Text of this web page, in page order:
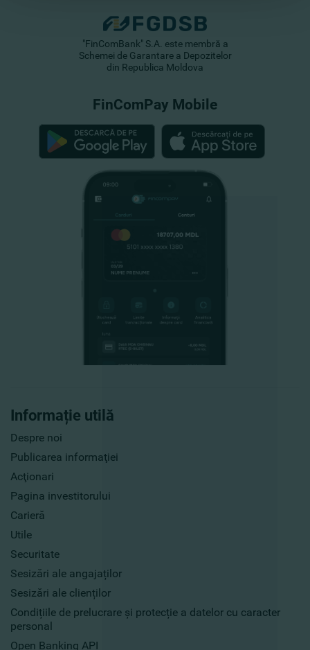
Informație utilă
Despre noi
Publicarea informaţiei
Acţionari
Pagina investitorului
Carieră
Utile
Securitate
Sesizări ale angajaților
Sesizări ale clienților
Condițiile de prelucrare și protecție a datelor cu caracter
personal
Open Banking API
"FinComBank" S.A. este membră a
Schemei de Garantare a Depozitelor
din Republica Moldova
FinComPay Mobile